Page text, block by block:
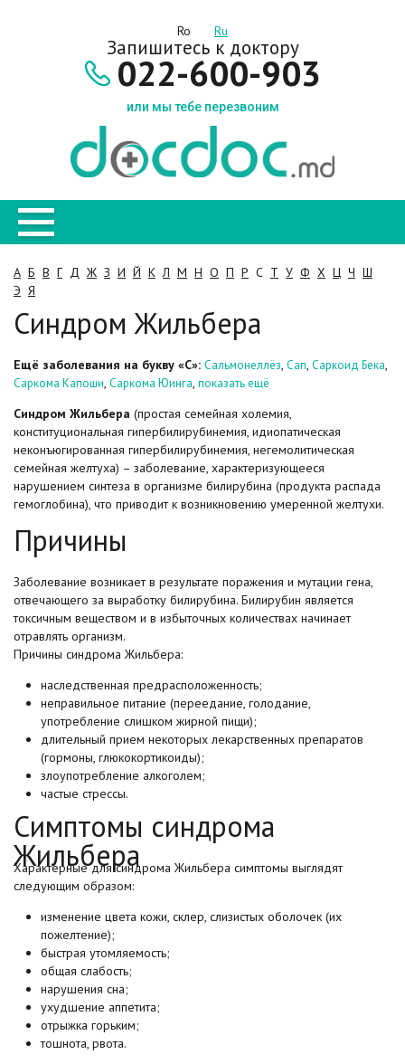
Ro Ru
Запишитесь к доктору
022-600-903
или мы тебе перезвоним
А Б В Г Д Ж З И Й К Л М Н О П Р С Т У Ф Х Ц Ч Ш
Э Я
Синдром Жильбера
Ещё заболевания на букву «С»: Сальмонеллёз, Сап, Саркоид Бека,
Саркома Капоши, Саркома Юинга, показать ещё
Синдром Жильбера (простая семейная холемия,
конституциональная гипербилирубинемия, идиопатическая
неконъюгированная гипербилирубинемия, негемолитическая
семейная желтуха) – заболевание, характеризующееся
нарушением синтеза в организме билирубина (продукта распада
гемоглобина), что приводит к возникновению умеренной желтухи.
Причины
Заболевание возникает в результате поражения и мутации гена,
отвечающего за выработку билирубина. Билирубин является
токсичным веществом и в избыточных количествах начинает
отравлять организм.
Причины синдрома Жильбера:
наследственная предрасположенность;
неправильное питание (переедание, голодание,
употребление слишком жирной пищи);
длительный прием некоторых лекарственных препаратов
(гормоны, глюкокортикоиды);
злоупотребление алкоголем;
частые стрессы.
Симптомы синдрома
Жильбера
Характерные для синдрома Жильбера симптомы выглядят
следующим образом:
изменение цвета кожи, склер, слизистых оболочек (их
пожелтение);
быстрая утомляемость;
общая слабость;
нарушения сна;
ухудшение аппетита;
отрыжка горьким;
тошнота, рвота.